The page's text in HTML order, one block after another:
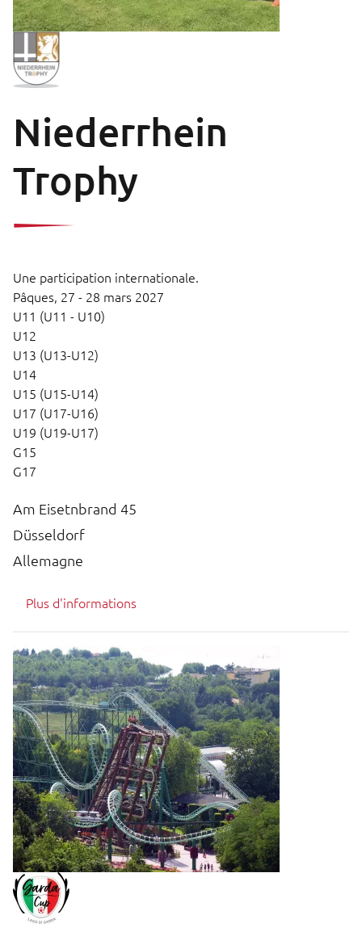
Niederrhein
Trophy
Une participation internationale.
Pâques, 27 - 28 mars 2027
U11 (U11 - U10)
U12
U13 (U13-U12)
U14
U15 (U15-U14)
U17 (U17-U16)
U19 (U19-U17)
G15
G17
Am Eisetnbrand 45
Düsseldorf
Allemagne
Plus d'informations